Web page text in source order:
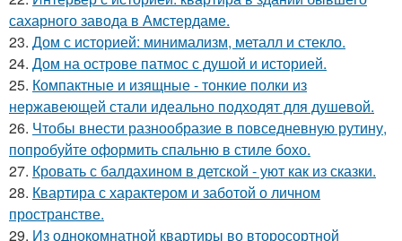
сахарного завода в Амстердаме.
23. Дом с историей: минимализм, металл и стекло.
24. Дом на острове патмос с душой и историей.
25. Компактные и изящные - тонкие полки из
нержавеющей стали идеально подходят для душевой.
26. Чтобы внести разнообразие в повседневную рутину,
попробуйте оформить спальню в стиле бохо.
27. Кровать с балдахином в детской - уют как из сказки.
28. Квартира с характером и заботой о личном
пространстве.
29. Из однокомнатной квартиры во второсортной